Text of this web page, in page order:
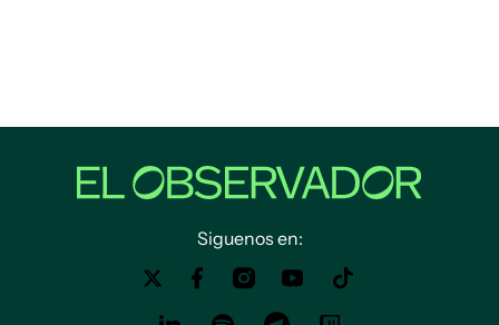
Siguenos en: